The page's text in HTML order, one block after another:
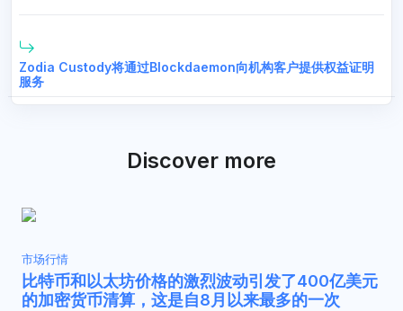
Zodia Custody将通过Blockdaemon向机构客户提供权益证明
服务
Discover more
市场行情
比特币和以太坊价格的激烈波动引发了400亿美元
的加密货币清算，这是自8月以来最多的一次